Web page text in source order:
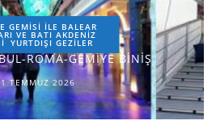
GEMİSİ İLE BALEAR
VE BATI AKDENİZ
YURTDIŞI GEZILER
ROMA-GEMİYE BİNİŞ
TEMMUZ 2026